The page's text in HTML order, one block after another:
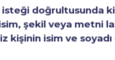
doğrultusunda
şekil veya metni
kişinin isim ve